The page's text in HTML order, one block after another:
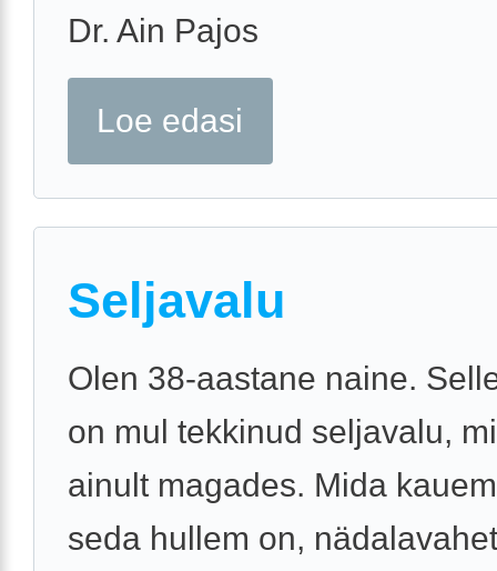
Dr. Ain Pajos
Loe edasi
Seljavalu
Olen 38-aastane naine.
on mul tekkinud seljavalu,
ainult magades. Mida
seda hullem on,